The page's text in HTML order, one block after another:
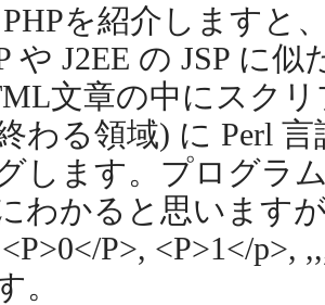
を紹介しますと
や J2EE の JSP に
文章の中にスク
わる領域) に Perl
します。プログラ
わかると思います
P>, <P>1</p>,
。